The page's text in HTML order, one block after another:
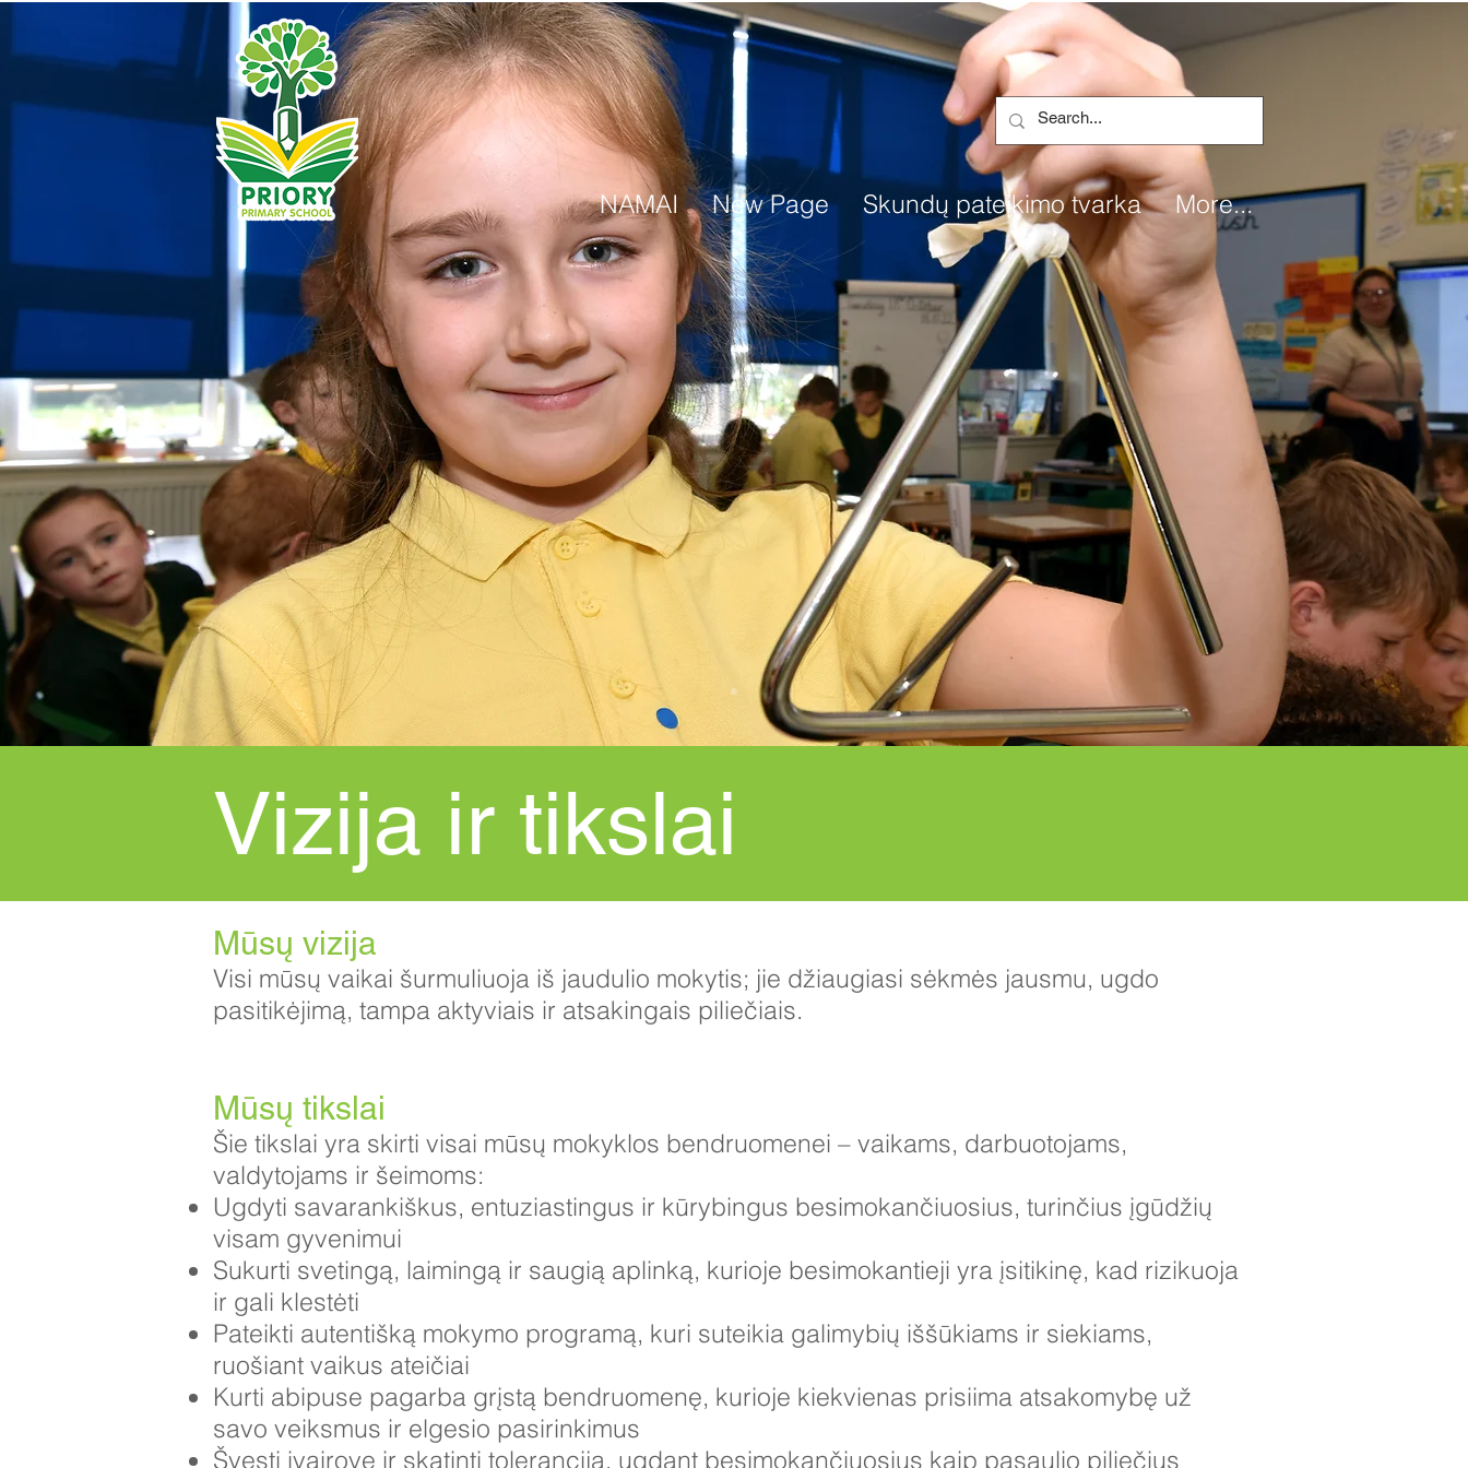
NAMAI New Page Skundų pateikimo tvarka More...
Vizija ir tikslai
Mūsų vizija
Visi mūsų vaikai šurmuliuoja iš jaudulio mokytis; jie džiaugiasi sėkmės jausmu, ugdo
pasitikėjimą, tampa aktyviais ir atsakingais piliečiais.
Mūsų tikslai
Šie tikslai yra skirti visai mūsų mokyklos bendruomenei – vaikams, darbuotojams,
valdytojams ir šeimoms:
Ugdyti savarankiškus, entuziastingus ir kūrybingus besimokančiuosius, turinčius įgūdžių
visam gyvenimui
Sukurti svetingą, laimingą ir saugią aplinką, kurioje besimokantieji yra įsitikinę, kad rizikuoja
ir gali klestėti
Pateikti autentišką mokymo programą, kuri suteikia galimybių iššūkiams ir siekiams,
ruošiant vaikus ateičiai
Kurti abipuse pagarba grįstą bendruomenę, kurioje kiekvienas prisiima atsakomybę už
savo veiksmus ir elgesio pasirinkimus
Švęsti įvairovę ir skatinti toleranciją, ugdant besimokančiuosius kaip pasaulio piliečius